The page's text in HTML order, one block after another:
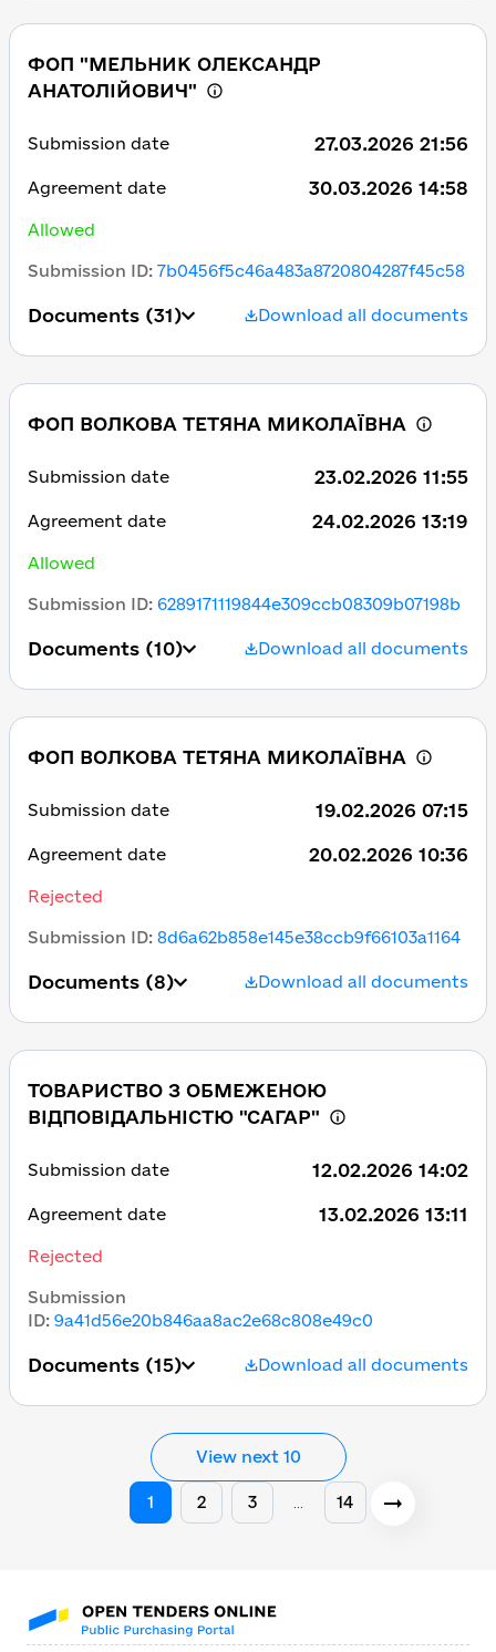
ФОП "МЕЛЬНИК ОЛЕКСАНДР
АНАТОЛІЙОВИЧ"
Submission date 27.03.2026 21:56
Agreement date 30.03.2026 14:58
Allowed
Submission ID: 7b0456f5c46a483a8720804287f45c58
Documents (31) Download all documents
ФОП ВОЛКОВА ТЕТЯНА МИКОЛАЇВНА
Submission date 23.02.2026 11:55
Agreement date 24.02.2026 13:19
Allowed
Submission ID: 6289171119844e309ccb08309b07198b
Documents (10) Download all documents
ФОП ВОЛКОВА ТЕТЯНА МИКОЛАЇВНА
Submission date 19.02.2026 07:15
Agreement date 20.02.2026 10:36
Rejected
Submission ID: 8d6a62b858e145e38ccb9f66103a1164
Documents (8) Download all documents
ТОВАРИСТВО З ОБМЕЖЕНОЮ
ВІДПОВІДАЛЬНІСТЮ "САГАР"
Submission date 12.02.2026 14:02
Agreement date 13.02.2026 13:11
Rejected
Submission
ID: 9a41d56e20b846aa8ac2e68c808e49c0
Documents (15) Download all documents
View next 10
1 2 3 14